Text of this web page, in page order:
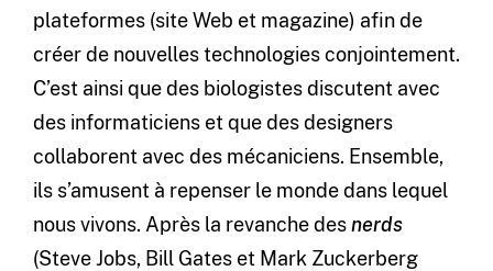
plateformes (site Web et magazine) afin de
créer de nouvelles technologies conjointement.
C’est ainsi que des biologistes discutent avec
des informaticiens et que des designers
collaborent avec des mécaniciens. Ensemble,
ils s’amusent à repenser le monde dans lequel
nous vivons. Après la revanche desnerds
(Steve Jobs, Bill Gates et Mark Zuckerberg